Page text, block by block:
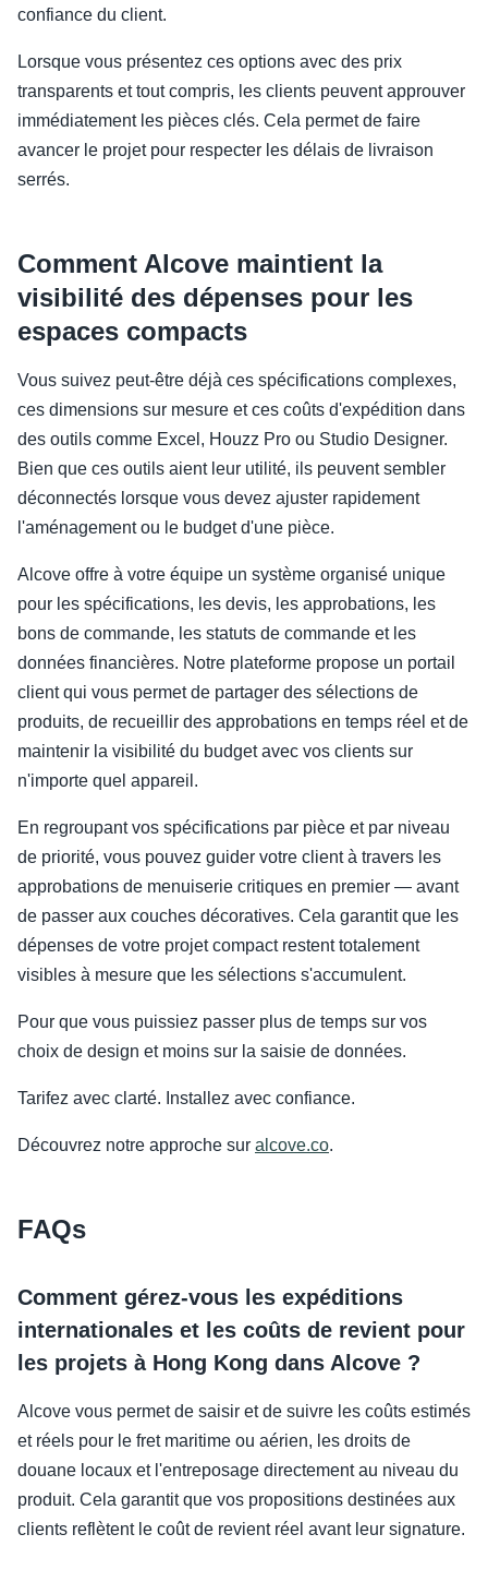
confiance du client.
Lorsque vous présentez ces options avec des prix
transparents et tout compris, les clients peuvent approuver
immédiatement les pièces clés. Cela permet de faire
avancer le projet pour respecter les délais de livraison
serrés.
Comment Alcove maintient la
visibilité des dépenses pour les
espaces compacts
Vous suivez peut-être déjà ces spécifications complexes,
ces dimensions sur mesure et ces coûts d'expédition dans
des outils comme Excel, Houzz Pro ou Studio Designer.
Bien que ces outils aient leur utilité, ils peuvent sembler
déconnectés lorsque vous devez ajuster rapidement
l'aménagement ou le budget d'une pièce.
Alcove offre à votre équipe un système organisé unique
pour les spécifications, les devis, les approbations, les
bons de commande, les statuts de commande et les
données financières. Notre plateforme propose un portail
client qui vous permet de partager des sélections de
produits, de recueillir des approbations en temps réel et de
maintenir la visibilité du budget avec vos clients sur
n'importe quel appareil.
En regroupant vos spécifications par pièce et par niveau
de priorité, vous pouvez guider votre client à travers les
approbations de menuiserie critiques en premier — avant
de passer aux couches décoratives. Cela garantit que les
dépenses de votre projet compact restent totalement
visibles à mesure que les sélections s'accumulent.
Pour que vous puissiez passer plus de temps sur vos
choix de design et moins sur la saisie de données.
Tarifez avec clarté. Installez avec confiance.
Découvrez notre approche sur alcove.co.
FAQs
Comment gérez-vous les expéditions
internationales et les coûts de revient pour
les projets à Hong Kong dans Alcove ?
Alcove vous permet de saisir et de suivre les coûts estimés
et réels pour le fret maritime ou aérien, les droits de
douane locaux et l'entreposage directement au niveau du
produit. Cela garantit que vos propositions destinées aux
clients reflètent le coût de revient réel avant leur signature.